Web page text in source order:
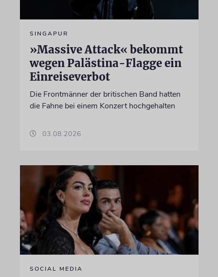
SINGAPUR
»Massive Attack« bekommt
wegen Palästina-Flagge ein
Einreiseverbot
Die Frontmänner der britischen Band hatten
die Fahne bei einem Konzert hochgehalten
03.08.2026
SOCIAL MEDIA